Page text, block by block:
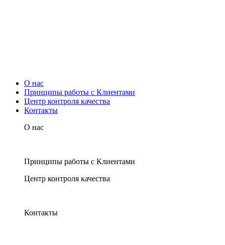
О нас
Принципы работы с Клиентами
Центр контроля качества
Контакты
О нас
Принципы работы с Клиентами
Центр контроля качества
Контакты